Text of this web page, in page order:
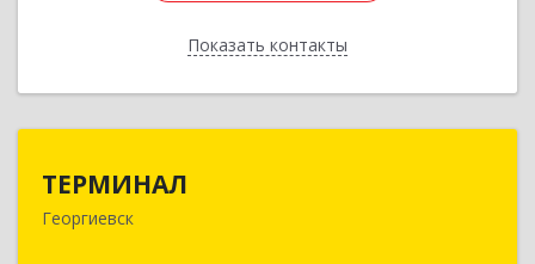
Показать контакты
Назад
ТЕРМИНАЛ
Георгиевск
357820, Ставропольский край, Георгиевск г,